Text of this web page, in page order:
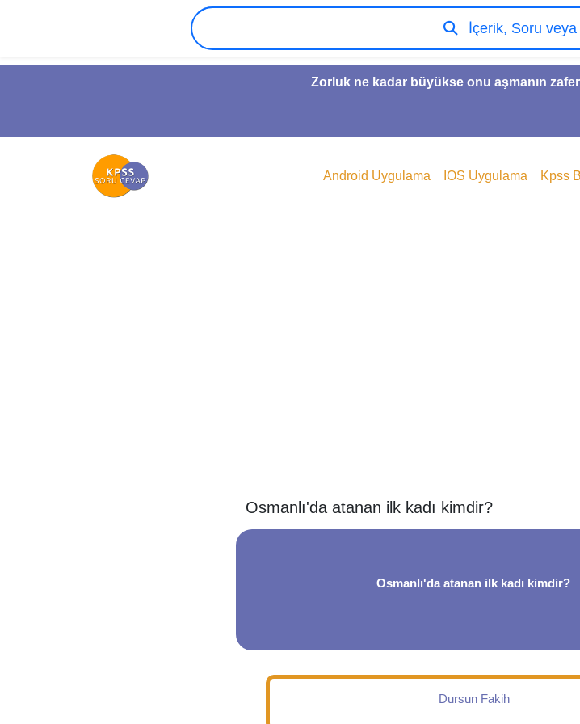
Zorluk ne kadar büyükse onu aşmanın
İçerik, Soru
Android Uygulama IOS Uygulama Kpss
Osmanlı'da atanan ilk kadı kimdir?
Osmanlı'da atanan ilk kadı kimdir?
Dursun Fakih